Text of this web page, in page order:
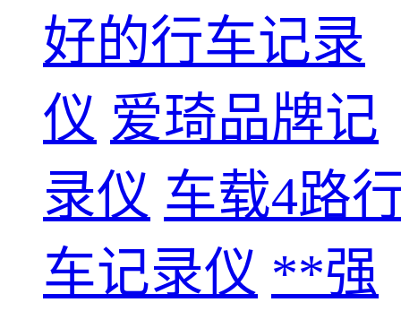
好的行车记录
仪 爱琦品牌记
录仪 车载4路
车记录仪 **强